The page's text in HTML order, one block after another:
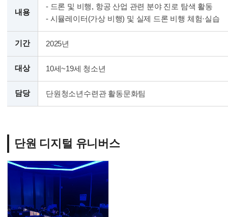
내용
- 드론 및 비행, 항공 산업 관련 분야 진로 탐색 활동
- 시뮬레이터(가상 비행) 및 실제 드론 비행 체험·실습
기간 2025년
대상 10세~19세 청소년
담당 단원청소년수련관 활동문화팀
단원 디지털 유니버스